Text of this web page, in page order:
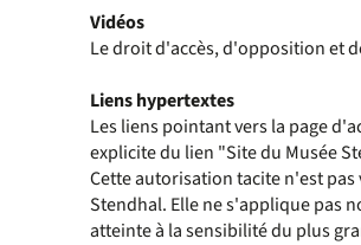
Vidéos
Le droit d'accès, d'opposition et
Liens hypertextes
Les liens pointant vers la page
explicite du lien "Site du Musée
Cette autorisation tacite n'est
Stendhal. Elle ne s'applique pas
atteinte à la sensibilité du plus